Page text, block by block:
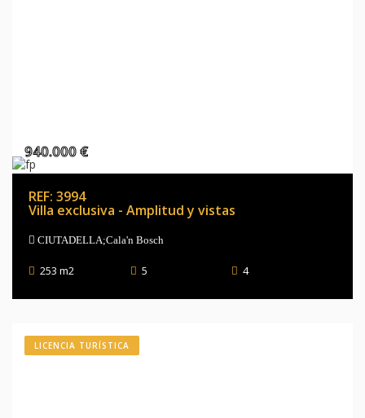
940.000 €
REF: 3994
Villa exclusiva - Amplitud y vistas
CIUTADELLA;Cala'n Bosch
253 m2 5 4
LICENCIA TURÍSTICA